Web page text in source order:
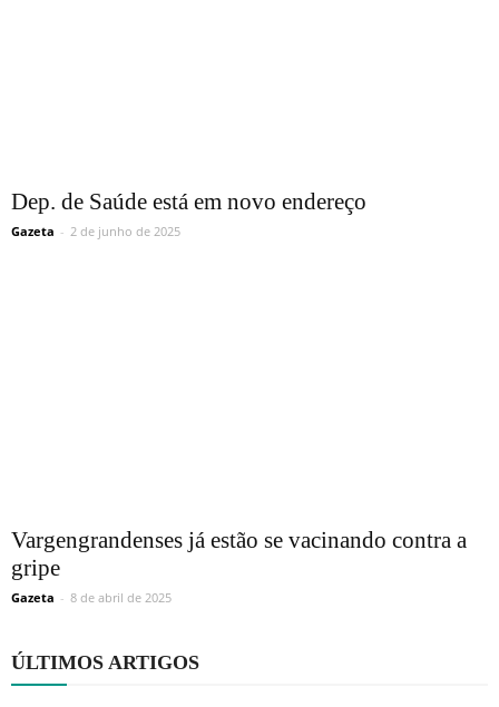
Dep. de Saúde está em novo endereço
Gazeta - 2 de junho de 2025
Vargengrandenses já estão se vacinando contra a
gripe
Gazeta - 8 de abril de 2025
ÚLTIMOS ARTIGOS